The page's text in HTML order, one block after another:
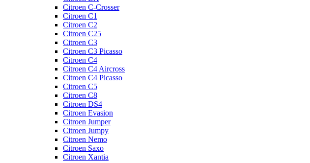
Citroen C-Crosser
Citroen C1
Citroen C2
Citroen C25
Citroen C3
Citroen C3 Picasso
Citroen C4
Citroen C4 Aircross
Citroen C4 Picasso
Citroen C5
Citroen C8
Citroen DS4
Citroen Evasion
Citroen Jumper
Citroen Jumpy
Citroen Nemo
Citroen Saxo
Citroen Xantia